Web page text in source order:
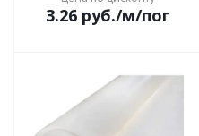
3.26руб./м/пог